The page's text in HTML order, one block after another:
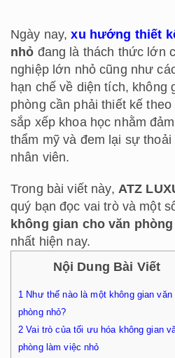
Ngày nay,xu hướng thiết
nhỏ đang là thách thức lớn
nghiệp lớn nhỏ cũng như
hạn chế về diện tích, không
phòng cần phải thiết kế
sắp xếp khoa học nhằm
thẩm mỹ và đem lại sự
nhân viên.
Trong bài viết này, ATZ
quý bạn đọc vai trò và một
không gian cho văn
nhất hiện nay.
Nội Dung Bài Viết
1 Như thế nào là một không gian văn
phòng nhỏ?
2 Vai trò của tối ưu hóa không gian
phòng làm việc nhỏ